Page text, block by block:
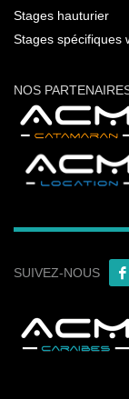
Stages hauturier
Stages spécifiques
NOS
SUIVEZ-NOUS